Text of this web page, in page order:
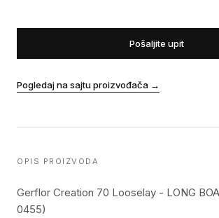
Pošaljite upit
Pogledaj na sajtu proizvođača →
OPIS PROIZVODA
Gerflor Creation 70 Looselay - LONG
0455)